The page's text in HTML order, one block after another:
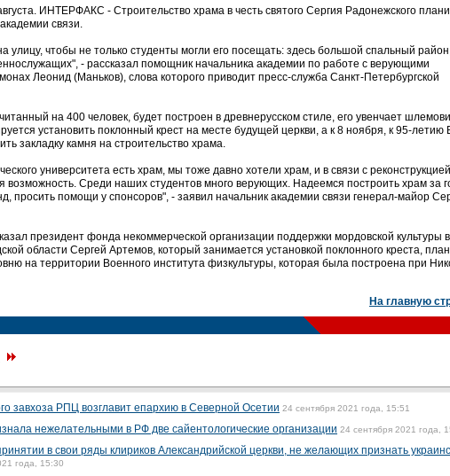
ИНТЕРФАКС - Строительство храма в честь святого Сергия Радонежского
связи.
улицу, чтобы не только студенты могли его посещать: здесь большой спальный
- рассказал помощник начальника академии по работе с верующими
Леонид (Маньков), слова которого приводит пресс-служба Санкт-Петербургской
на 400 человек, будет построен в древнерусском стиле, его увенчает
установить поклонный крест на месте будущей церкви, а к 8 ноября, к 95-летию
закладку камня на строительство храма.
университета есть храм, мы тоже давно хотели храм, и в связи с реконструкцией
возможность. Среди наших студентов много верующих. Надеемся построить храм за
просить помощи у спонсоров", - заявил начальник академии связи генерал-майор
президент фонда некоммерческой организации поддержки мордовской культуры
области Сергей Артемов, который занимается установкой поклонного креста,
на территории Военного института физкультуры, которая была построена при
На главную
завхоза РПЦ возглавит епархию в Северной Осетии 24 сентября 2021 года, 15:51
нежелательными в РФ две сайентологические организации 24 сентября 2021 года,
в свои ряды клириков Александрийской церкви, не желающих признать
года, 15:30